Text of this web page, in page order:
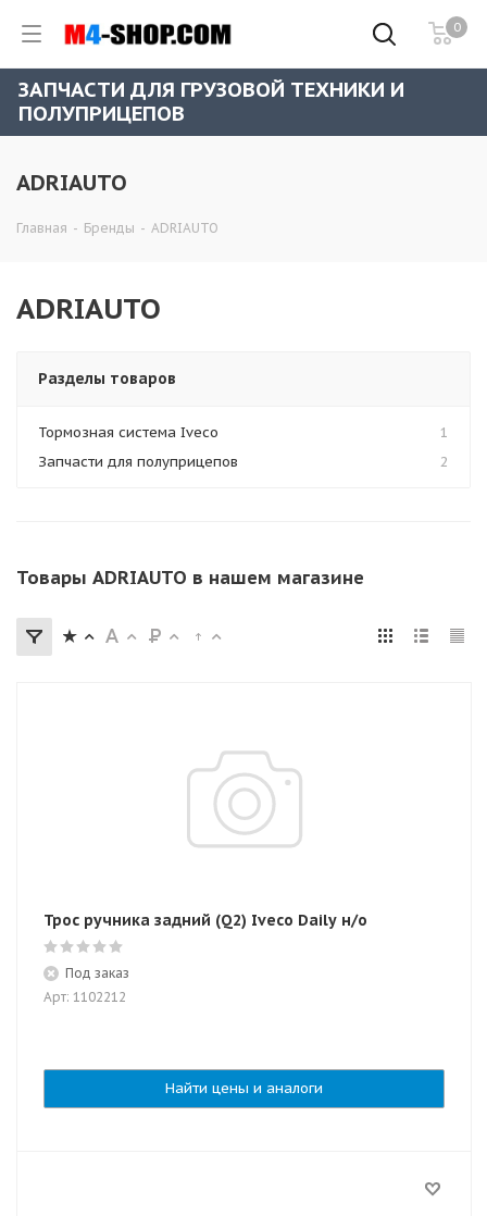
0
ЗАПЧАСТИ ДЛЯ ГРУЗОВОЙ ТЕХНИКИ И
ПОЛУПРИЦЕПОВ
ADRIAUTO
Главная - Бренды - ADRIAUTO
ADRIAUTO
Разделы товаров
Тормозная система Iveco
1
Запчасти для полуприцепов
2
Товары ADRIAUTO в нашем магазине
Трос ручника задний (Q2) Iveco Daily н/о
Под заказ
Арт: 1102212
Найти цены и аналоги